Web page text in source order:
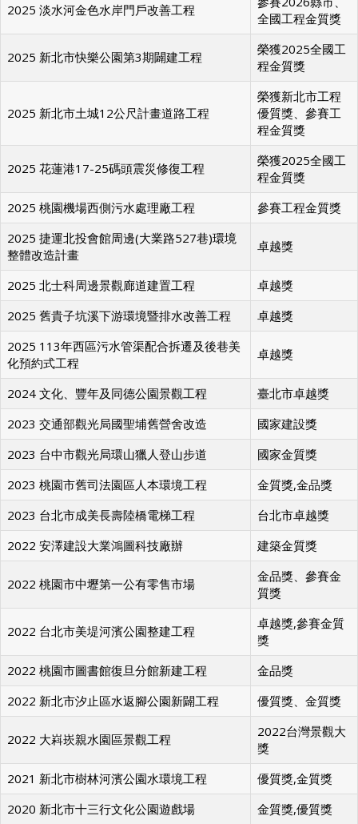
參賽2026縣市、
全國工程金質獎
榮獲2025全國工
程金質獎
榮獲新北市工程
優質獎、參賽工
程金質獎
榮獲2025全國工
程金質獎
2025 桃園機場西側污水處理廠工程
參賽工程金質獎
2025 捷運北投會館周邊(大業路527巷)環境
整體改造計畫
2025 北士科周邊景觀廊道建置工程
卓越獎
2025 舊貴子坑溪下游環境暨排水改善工程
卓越獎
2025 113年西區污水管渠配合拆遷及後巷美
化預約式工程
2024 文化、豐年及同德公園景觀工程
臺北市卓越獎
2023 交通部觀光局國聖埔舊營舍改造
國家建設獎
2023 台中市觀光局環山獵人登山步道
國家金質獎
2023 桃園市舊司法園區人本環境工程
金質獎,金品獎
2023 台北市成美長壽陸橋電梯工程
台北市卓越獎
2022 安澤建設大業鴻圖科技廠辦
建築金質獎
金品獎、參賽金
質獎
卓越獎,參賽金質
獎
2022 桃園市圖書館復旦分館新建工程
金品獎
2022 新北市汐止區水返腳公園新闢工程
優質獎、金質獎
2022台灣景觀大
獎
2021 新北市樹林河濱公園水環境工程
優質獎,金質獎